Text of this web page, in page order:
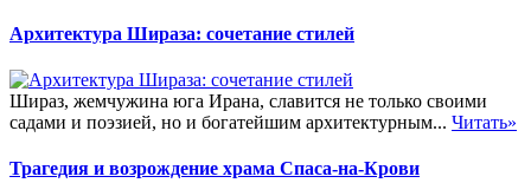
Архитектура Шираза: сочетание стилей
Шираз, жемчужина юга Ирана, славится не только своими
садами и поэзией, но и богатейшим архитектурным... Читать»
Трагедия и возрождение храма Спаса-на-Крови